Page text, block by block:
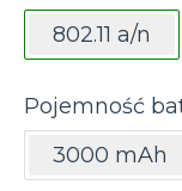
802.11 a/n
Pojemność
3000 mAh